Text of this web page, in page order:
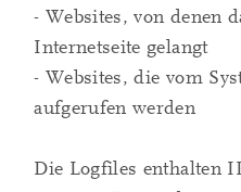
- Websites, von denen
Internetseite gelangt
- Websites, die vom
aufgerufen werden
Die Logfiles enthalten